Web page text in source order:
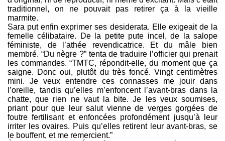
traditionnel, on ne pouvait pas retirer ça à la vieille
marmite.
Sara put enfin exprimer ses desiderata. Elle exigeait de la
femelle célibataire. De la petite pute incel, de la salope
féministe, de l’athée revendicatrice. Et du mâle bien
membré. “Du nègre ?” tenta de traduire l’officier qui prenait
les commandes. “TMTC, répondit-elle, du moment que ça
saigne. Donc oui, plutôt du très foncé. Vingt centimètres
mini. Je veux entendre ces connasses me jouir dans
l’oreille, tandis qu’elles m’enfoncent l’avant-bras dans la
chatte, que rien ne vaut la bite. Je les veux soumises,
priant pour que leur salut vienne de verges gorgées de
foutre fertilisant et enfoncées profondément jusqu’à leur
irriter les ovaires. Puis qu’elles retirent leur avant-bras, se
le bouffent, et me remercient.”